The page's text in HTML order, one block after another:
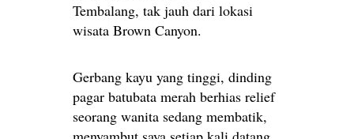
Tembalang, tak jauh dari lokasi
wisata Brown Canyon.
Gerbang kayu yang tinggi, dinding
pagar batubata merah berhias relief
seorang wanita sedang membatik,